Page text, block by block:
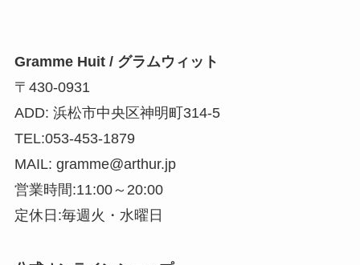
Gramme Huit / グラムウィット
〒430-0931
ADD: 浜松市中央区神明町314-5
TEL:053-453-1879
MAIL: gramme@arthur.jp
営業時間:11:00～20:00
定休日:毎週火・水曜日